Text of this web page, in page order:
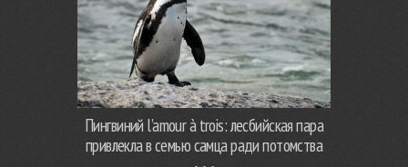
Пингвиний l’amour à trois: лесбийская пара
привлекла в семью самца ради потомства